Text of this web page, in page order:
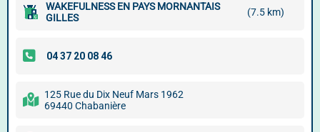
WAKEFULNESS EN PAYS MORNANTAIS
GILLES
(7.5 km)
125 Rue du Dix Neuf Mars 1962
69440 Chabanière